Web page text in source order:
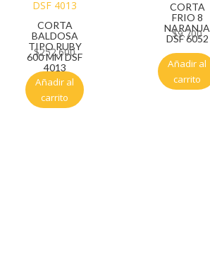
CORTA
BALDOSA
TIPO RUBY
600 MM DSF
4013
$252.600
Añadir al
carrito
CORTA
FRIO 8
NARANJA
DSF 6052
$9.700
Añadir al
carrito